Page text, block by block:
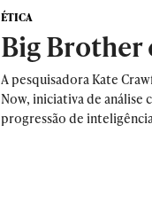
ÉTICA
Big Brother
A pesquisadora Kate
Now, iniciativa de análise
progressão de